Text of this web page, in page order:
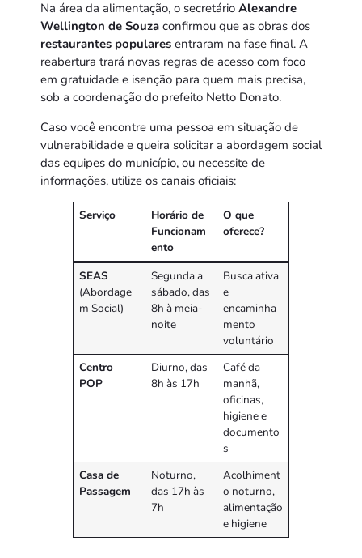
Na área da alimentação, o secretário Alexandre
Wellington de Souza confirmou que as obras dos
restaurantes populares entraram na fase final. A
reabertura trará novas regras de acesso com foco
em gratuidade e isenção para quem mais precisa,
sob a coordenação do prefeito Netto Donato.
Caso você encontre uma pessoa em situação de
vulnerabilidade e queira solicitar a abordagem social
das equipes do município, ou necessite de
informações, utilize os canais oficiais:
Serviço
Horário de
Funcionam
ento
O que
oferece?
SEAS
(Abordage
m Social)
Segunda a
sábado, das
8h à meia-
noite
Busca ativa
e
encaminha
mento
voluntário
Centro
POP
Diurno, das
8h às 17h
Café da
manhã,
oficinas,
higiene e
documento
s
Casa de
Passagem
Noturno,
das 17h às
7h
Acolhiment
o noturno,
alimentação
e higiene